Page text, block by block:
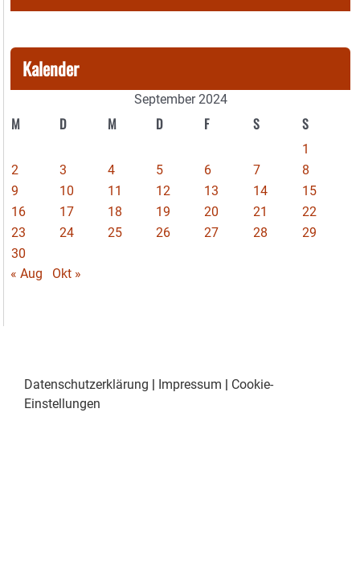
Kalender
September 2024
M D M D F S S
1
2
3 4 5 6 7
8
9
10 11 12 13 14
15
16
17 18 19 20 21
22
23
24 25 26 27 28
29
30
« Aug
Okt »
Datenschutzerklärung Impressum
Cookie-
Einstellungen